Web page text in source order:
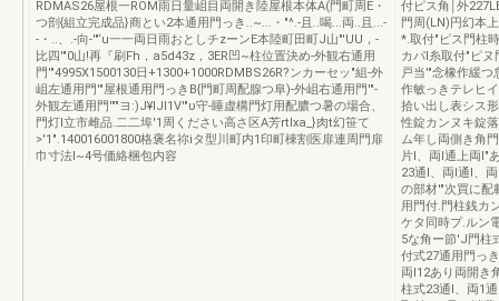
RDMAS26屋根一ROM雨日量岨目両開き陸屋根本体A(門町周E・
つ剖{組立完成品}商とい2本通用門っき..~...・"^.-且..喝...両..且...-
-・..、.-向-'"‘u一一両日雨おとしチzーンE本陸町田町J山"'UU，-
比四'"0山!再『刷Fh，a5d43z，3ER凹~柱位置決め-外観右通用
門'"4995X1500130日+1300+1000RDMBS26R?ンカーセッ"組-外
岨左通用門'"屋根通用門っきB{門町周配腺つ阜)-外岨右通用門'"-
外観左通用門'""ヨ:)J¥IJI1V'"υ守-睡虚構門灯用配膿つ暑の場合、
門灯l立市雌品.二二埠'1周ください高さ区A芳rtIxa_}肉t幻笹て
>'1".140016001800格褒名祢iタ型川町内1印町棟割医扉連周門扉
巾寸法I~4号価絡梱包内容
付ピス角￨外
門周(LN)円幻本
*.取付"ピス門柱
カパl糸取付"ピ
戸当'"念橡作緩
作敏っきテレヒ
拾い出し表シス
性錠カンヌキ錠
ム年し両側き角
片l、両I通上両l"
23通l、両l通l、
の部材'"次買に配
用門付.門柱銭カ
ケタ同時プ.ルン
5な角ー節'J門柱
付式27通用門っ
両l12あり両開き
柱式23通l、両1